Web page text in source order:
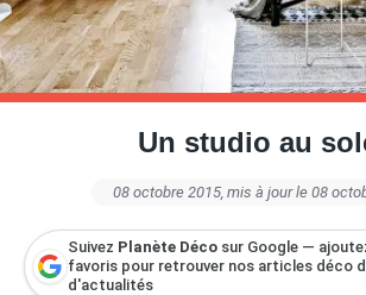
Maison Et Appartement Vintage
On
Petite Surface
Question De
Revue De Week End
Tiny House
Un studio au
08 octobre 2015, mis à jour le 08
Suivez Planète Déco sur Google —
favoris pour retrouver nos articles déco
d'actualités